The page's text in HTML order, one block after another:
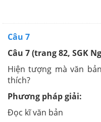
Câu 7
Câu 7 (trang 82, SGK
Hiện tượng mà văn
thích?
Phương pháp giải:
Đọc kĩ văn bản